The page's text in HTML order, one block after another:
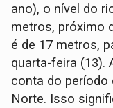
ano), o nível do
metros, próximo
é de 17 metros,
quarta-feira (13).
conta do período
Norte. Isso